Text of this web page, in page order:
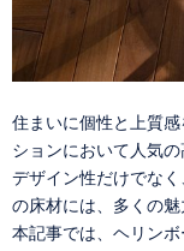
住まいに個性と上質
ションにおいて人気の
デザイン性だけでな
の床材には、多くの魅
本記事では、ヘリン